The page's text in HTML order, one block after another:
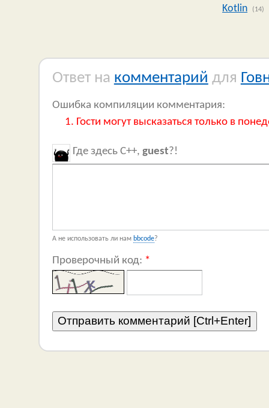
Kotlin (14)
Ответ на комментарий для
Ошибка компиляции комментария:
Гости могут высказаться только в
Где здесь C++, guest?!
А не использовать ли нам bbcode?
Проверочный код: *